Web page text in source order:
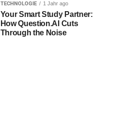
TECHNOLOGIE 1 Jahr ago
Your Smart Study Partner:
How Question.AI Cuts
Through the Noise